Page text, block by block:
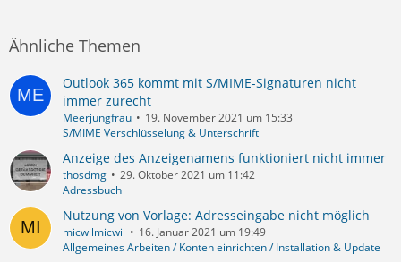
Ähnliche Themen
Outlook 365 kommt mit S/MIME-Signaturen nicht
immer zurecht
Meerjungfrau
19. November 2021 um 15:33
S/MIME Verschlüsselung & Unterschrift
Anzeige des Anzeigenamens funktioniert nicht immer
thosdmg
29. Oktober 2021 um 11:42
Adressbuch
Nutzung von Vorlage: Adresseingabe nicht möglich
micwilmicwil
16. Januar 2021 um 19:49
Allgemeines Arbeiten / Konten einrichten / Installation & Update